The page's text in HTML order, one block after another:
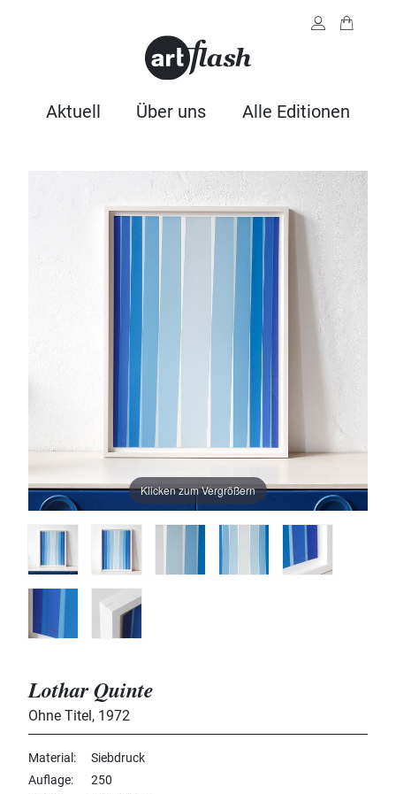
Aktuell Über uns Alle Editionen
Klicken zum Vergrößern
Lothar Quinte
Ohne Titel , 1972
Material
Siebdruck
Auflage
250